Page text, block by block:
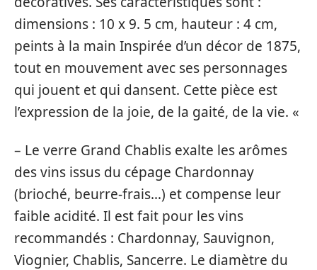
dimensions : 10 x 9. 5 cm, hauteur : 4 cm,
peints à la main Inspirée d’un décor de 1875,
tout en mouvement avec ses personnages
qui jouent et qui dansent. Cette pièce est
l’expression de la joie, de la gaité, de la vie. «
– Le verre Grand Chablis exalte les arômes
des vins issus du cépage Chardonnay
(brioché, beurre-frais…) et compense leur
faible acidité. Il est fait pour les vins
recommandés : Chardonnay, Sauvignon,
Viognier, Chablis, Sancerre. Le diamètre du